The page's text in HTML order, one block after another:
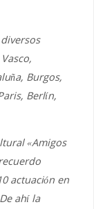
Burgos,
Berlín,
«Amigos
actuación en
ahí la